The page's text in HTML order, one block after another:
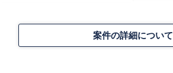
案件の詳細について